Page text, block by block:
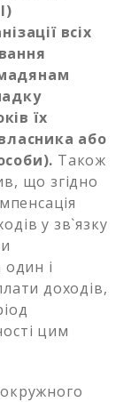
всіх
їх
або
Також
що згідно
у зв`язку
і
доходів,
цим